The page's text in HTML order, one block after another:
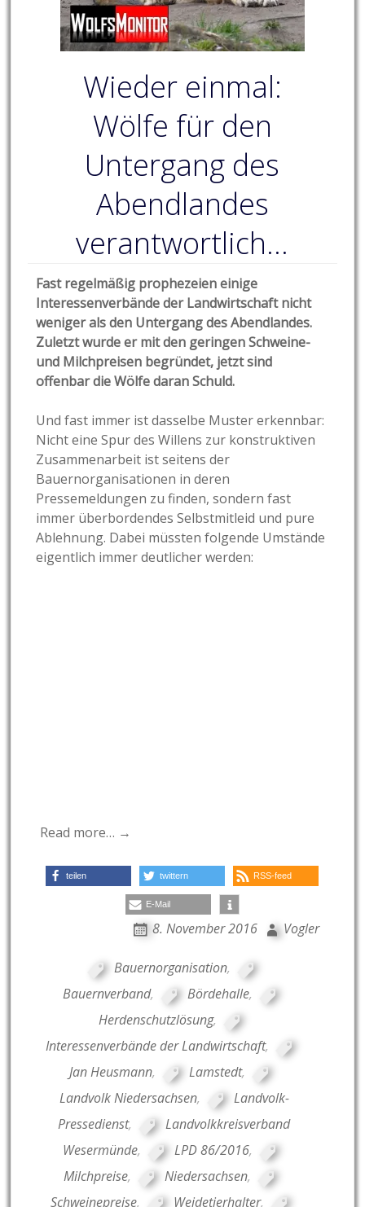
Wieder einmal:
Wölfe für den
Untergang des
Abendlandes
verantwortlich…
Fast regelmäßig prophezeien einige
Interessenverbände der Landwirtschaft nicht
weniger als den Untergang des Abendlandes.
Zuletzt wurde er mit den geringen Schweine-
und Milchpreisen begründet, jetzt sind
offenbar die Wölfe daran Schuld.
Und fast immer ist dasselbe Muster erkennbar:
Nicht eine Spur des Willens zur konstruktiven
Zusammenarbeit ist seitens der
Bauernorganisationen in deren
Pressemeldungen zu finden, sondern fast
immer überbordendes Selbstmitleid und pure
Ablehnung. Dabei müssten folgende Umstände
eigentlich immer deutlicher werden:
Read more… →
teilen twittern RSS-feed
E-Mail
8. November 2016 Vogler
Bauernorganisation,
Bauernverband, Bördehalle,
Herdenschutzlösung,
Interessenverbände der Landwirtschaft,
Jan Heusmann, Lamstedt,
Landvolk Niedersachsen,
Landvolk-
Pressedienst,
Landvolkkreisverband
Wesermünde, LPD 86/2016,
Milchpreise, Niedersachsen,
Schweinepreise, Weidetierhalter,